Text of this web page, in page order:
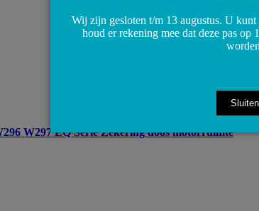
W297 EQ Serie Zekering doos motorruimte
Wij zijn gesloten t/m 13 augustus. U
houd er rekening mee dat deze pas op
Sluiten